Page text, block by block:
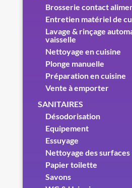
Brosserie contact
Entretien matériel de
Lavage & rinçage
vaisselle
Nettoyage en cuisine
Plonge manuelle
Préparation en cuisine
Vente à emporter
SANITAIRES
Désodorisation
Equipement
Essuyage
Nettoyage des surfaces
Papier toilette
Savons